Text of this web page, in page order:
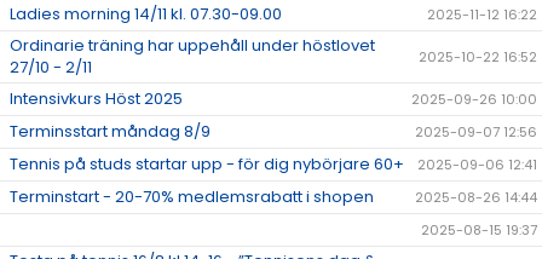
Ladies morning 14/11 kl. 07.30-09.00 2025-11-12 16:22
Ordinarie träning har uppehåll under höstlovet
27/10 - 2/11
2025-10-22 16:52
Intensivkurs Höst 2025 2025-09-26 10:00
Terminsstart måndag 8/9 2025-09-07 12:56
Tennis på studs startar upp - för dig nybörjare 60+ 2025-09-06 12:41
Terminstart - 20-70% medlemsrabatt i shopen
2025-08-26 14:44
2025-08-15 19:37